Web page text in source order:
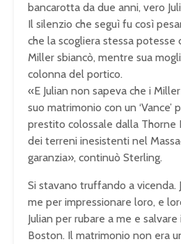
bancarotta da due anni, vero
Il silenzio che seguì fu così
che la scogliera stessa potesse
Miller sbiancò, mentre sua
colonna del portico.
«E Julian non sapeva che i
suo matrimonio con un ‘Vance’
prestito colossale dalla Thorne
dei terreni inesistenti nel
garanzia», continuò Sterling.
Si stavano truffando a vicenda.
me per impressionare loro, e
Julian per rubare a me e
Boston. Il matrimonio non era